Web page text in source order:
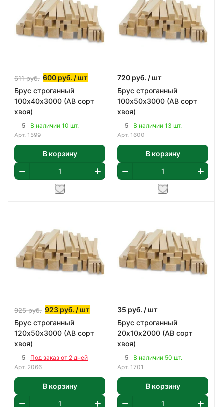
611руб. 600 руб. / шт
Брус строганный
100х40х3000 (АВ сорт
хвоя)
5
В наличии 10 шт.
Арт. 1599
В корзину
720 руб. / шт
Брус строганный
100х50х3000 (АВ сорт
хвоя)
5
В наличии 13 шт.
Арт. 1600
В корзину
925руб. 923 руб. / шт
Брус строганный
120х50х3000 (АВ сорт
хвоя)
5
Под заказ от 2 дней
Арт. 2066
В корзину
35 руб. / шт
Брус строганный
20х10х2000 (АВ сорт
хвоя)
5
В наличии 50 шт.
Арт. 1701
В корзину